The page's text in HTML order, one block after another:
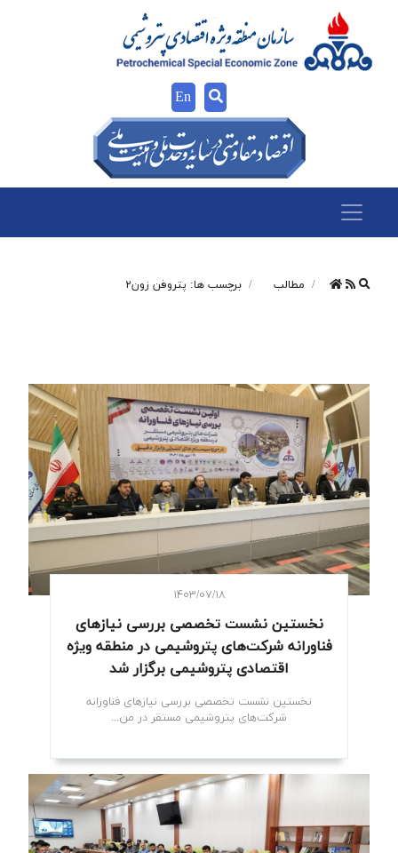
En
مطالب برچسب ها: پتروفن زون۲
۱۴۰۳/۰۷/۱۸
نخستین نشست تخصصی بررسی نیازهای
فناورانه شرکت‌های پتروشیمی در منطقه ویژه
اقتصادی پتروشیمی برگزار شد
نخستین نشست تخصصی بررسی نیازهای فناورانه
شرکت‌های پتروشیمی مستقر در من...